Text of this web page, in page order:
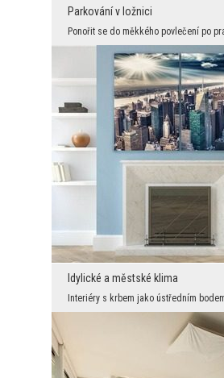
Parkování v ložnici
Idylické a městské klima